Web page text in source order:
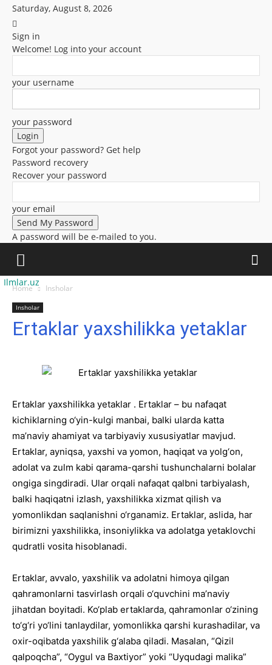
Saturday, August 8, 2026
Sign in
Welcome! Log into your account
your username
your password
Forgot your password? Get help
Password recovery
Recover your password
your email
A password will be e-mailed to you.
Ilmlar.uz
Home Insholar
Insholar
Ertaklar yaxshilikka yetaklar
Ertaklar yaxshilikka yetaklar . Ertaklar – bu nafaqat
kichiklarning o‘yin-kulgi manbai, balki ularda katta
ma’naviy ahamiyat va tarbiyaviy xususiyatlar mavjud.
Ertaklar, ayniqsa, yaxshi va yomon, haqiqat va yolg‘on,
adolat va zulm kabi qarama-qarshi tushunchalarni bolalar
ongiga singdiradi. Ular orqali nafaqat qalbni tarbiyalash,
balki haqiqatni izlash, yaxshilikka xizmat qilish va
yomonlikdan saqlanishni o‘rganamiz. Ertaklar, aslida, har
birimizni yaxshilikka, insoniylikka va adolatga yetaklovchi
qudratli vosita hisoblanadi.
Ertaklar, avvalo, yaxshilik va adolatni himoya qilgan
qahramonlarni tasvirlash orqali o‘quvchini ma’naviy
jihatdan boyitadi. Ko‘plab ertaklarda, qahramonlar o‘zining
to‘g‘ri yo‘lini tanlaydilar, yomonlikka qarshi kurashadilar, va
oxir-oqibatda yaxshilik g‘alaba qiladi. Masalan, “Qizil
qalpoqcha”, “Oygul va Baxtiyor” yoki “Uyqudagi malika”